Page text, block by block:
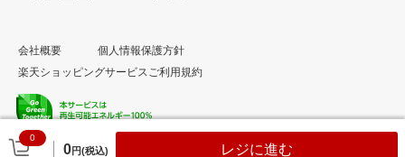
0
0円(税込) レジに進む
会社概要
個人情報保護方針
楽天ショッピングサービスご利用規約
© Rakuten Group, Inc.